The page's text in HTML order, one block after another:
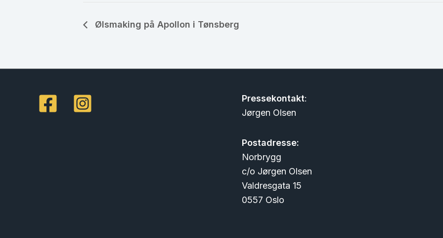
Ølsmaking på Apollon i Tønsberg
Pressekontakt:
Jørgen Olsen
Postadresse:
Norbrygg
c/o Jørgen Olsen
Valdresgata 15
0557 Oslo